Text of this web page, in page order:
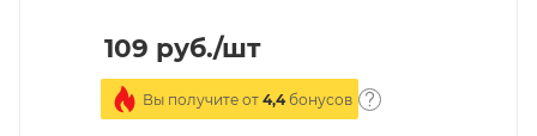
109 руб./шт
Вы получите от 4,4бонусов